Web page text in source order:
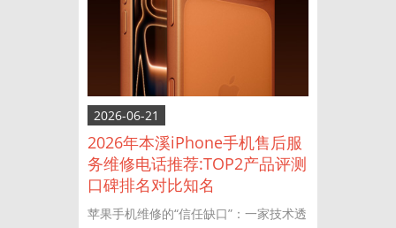
2026-06-21
2026年本溪iPhone手机售后服
务维修电话推荐:TOP2产品评测
口碑排名对比知名
苹果手机维修的“信任缺口”：一家技术透